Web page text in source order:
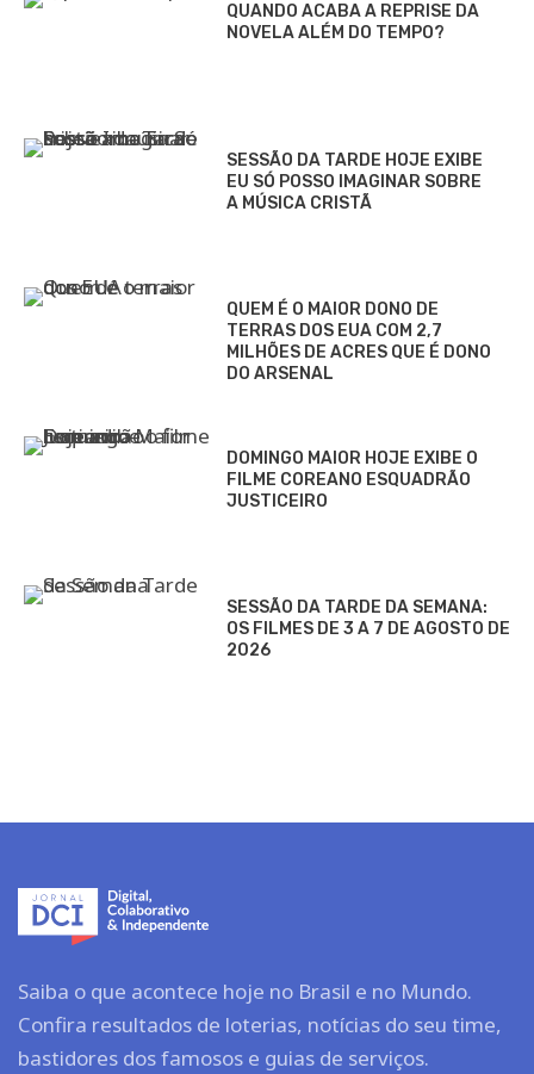
QUANDO ACABA A REPRISE DA
NOVELA ALÉM DO TEMPO?
SESSÃO DA TARDE HOJE EXIBE
EU SÓ POSSO IMAGINAR SOBRE
A MÚSICA CRISTÃ
QUEM É O MAIOR DONO DE
TERRAS DOS EUA COM 2,7
MILHÕES DE ACRES QUE É DONO
DO ARSENAL
DOMINGO MAIOR HOJE EXIBE O
FILME COREANO ESQUADRÃO
JUSTICEIRO
SESSÃO DA TARDE DA SEMANA:
OS FILMES DE 3 A 7 DE AGOSTO DE
2026
Saiba o que acontece hoje no Brasil e no Mundo.
Confira resultados de loterias, notícias do seu time,
bastidores dos famosos e guias de serviços.